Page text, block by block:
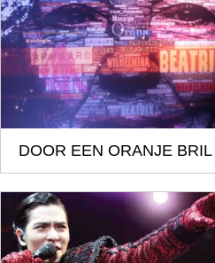
DOOR EEN ORANJE BRIL